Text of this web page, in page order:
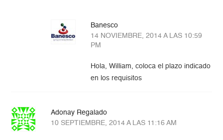
Banesco
14 NOVIEMBRE, 2014 A LAS 10:59
PM
Hola, William, coloca el plazo indicado
en los requisitos
Adonay Regalado
10 SEPTIEMBRE, 2014 A LAS 11:16 AM